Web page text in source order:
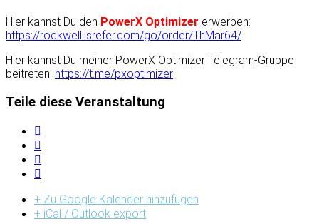
Hier kannst Du den PowerX Optimizer erwerben:
https://rockwell.isrefer.com/go/order/ThMar64/
Hier kannst Du meiner PowerX Optimizer Telegram-Gruppe
beitreten: https://t.me/pxoptimizer
Teile diese Veranstaltung
+ Zu Google Kalender hinzufügen
+ iCal / Outlook export